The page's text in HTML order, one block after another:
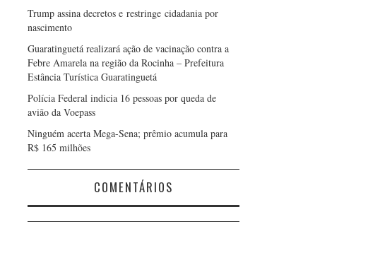
Trump assina decretos e restringe cidadania por
nascimento
Guaratinguetá realizará ação de vacinação contra a
Febre Amarela na região da Rocinha – Prefeitura
Estância Turística Guaratinguetá
Polícia Federal indicia 16 pessoas por queda de
avião da Voepass
Ninguém acerta Mega-Sena; prêmio acumula para
R$ 165 milhões
COMENTÁRIOS